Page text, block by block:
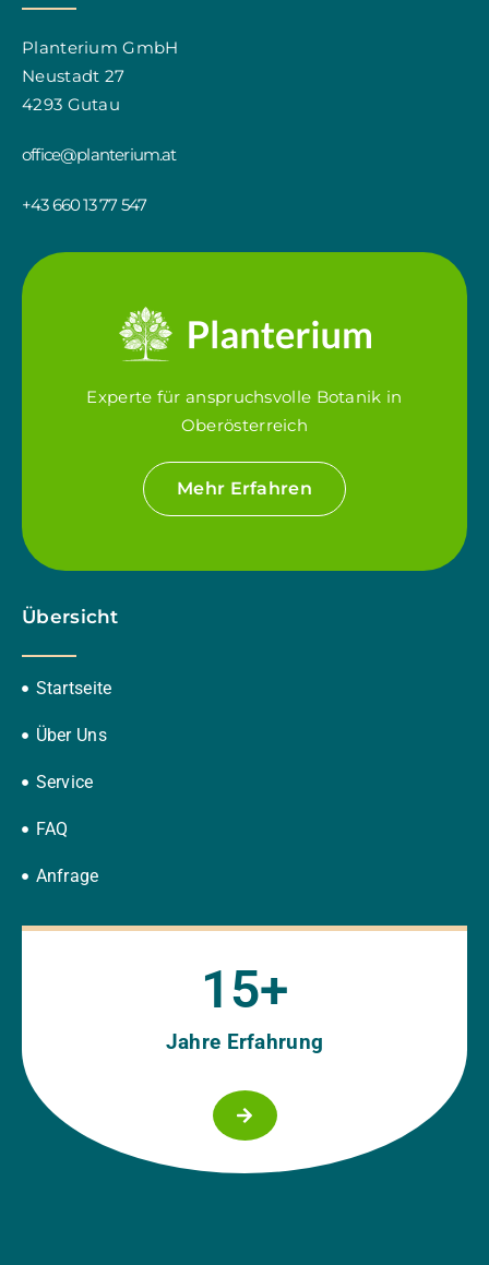
Planterium GmbH
Neustadt 27
4293 Gutau
office@planterium.at
+43 660 13 77 547
Experte für anspruchsvolle Botanik in
Oberösterreich
Mehr Erfahren
Übersicht
Startseite
Über Uns
Service
FAQ
Anfrage
Jahre Erfahrung
15+